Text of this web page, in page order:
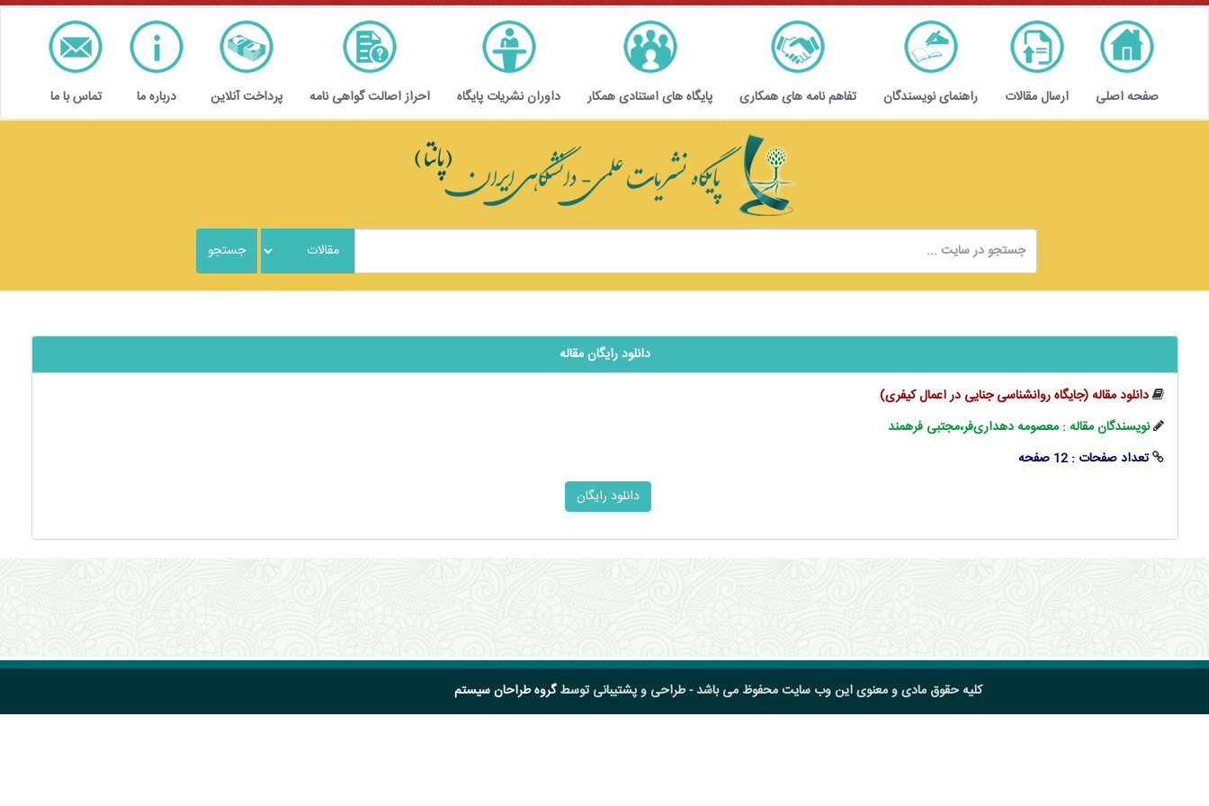
صفحه اصلی ارسال مقالات راهنمای نویسندگان تفاهم نامه های همکاری پایگاه های استنادی همکار داوران نشریات پایگاه احراز اصالت گواهی نامه پرداخت آنلاین درباره ما تماس با ما
دانلود رایگان مقاله
دانلود مقاله (جایگاه روانشناسی جنایی در اعمال کیفری)
نویسندگان مقاله : معصومه دهداری‌فر،مجتبی فرهمند
تعداد صفحات : 12 صفحه
کلیه حقوق مادی و معنوی این وب سایت محفوظ می باشد - طراحی و پشتیبانی توسطگروه طراحان سیستم